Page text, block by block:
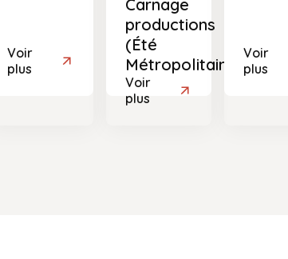
Voir
plus
Carnage
productions
(Été
Métropolitain)
Voir
plus
Voir
plus